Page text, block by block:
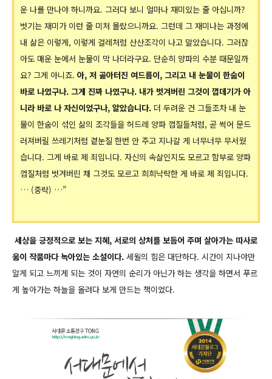
운 나를 만나야 하니까요. 그러다 보니 얼마나 재미있는 줄 아십니까?
벗기는 재미가 이런 줄 미처 몰랐으니까요. 그런데 그 재미나는 과정에
내 삶은 이렇게, 이렇게 걸레처럼 산산조각이 나고 말았습니다. 그러잖
아도 매운 눈에서 눈물이 막 나더라구요. 단순히 양파의 수분 때문일까
요? 그게 아니죠. 아, 저 곪아터진 여드름이, 그리고 내 눈물이 한숨이
바로 나였구나. 그게 진짜 나였구나. 내가 벗겨버린 그것이 껍데기가 아
니라 바로 나 자신이었구나, 알았습니다. 더 두려운 건 그들조차 내 눈
물이 한숨이 섞인 삶의 조각들을 허드레 양파 껍질들처럼, 곧 썩어 문드
러져버릴 쓰레기처럼 곁눈질 한번 안 주고 지나갈 게 너무너무 무서웠
습니다. 그게 바로 제 죄입니다. 자신의 속살인지도 모르고 함부로 양파
껍질처럼 벗겨버린 채 그것도 모르고 희희낙락한 게 바로 제 죄입니다.
… (중략) …”
세상을 긍정적으로 보는 지혜, 서로의 상처를 보듬어 주며 살아가는 따사로
움이 작품마다 녹아있는 소설이다. 세월의 힘은 대단하다. 시간이 지나야만
알게 되고 느끼게 되는 것이 자연의 순리가 아닌가 하는 생각을 하면서 푸르
게 높아가는 하늘을 올려다 보게 만드는 책이었다.